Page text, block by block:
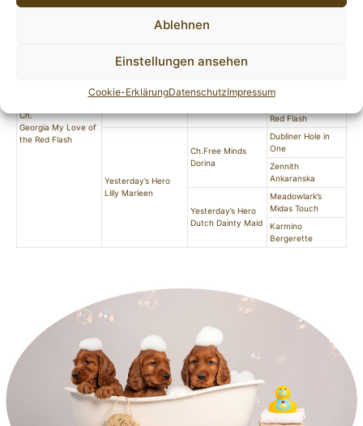
Ablehnen
Einstellungen ansehen
Cookie-ErklärungDatenschutzImpressum
Ch.
Georgia My Love of
the Red Flash
Yates Remember
Yesterday’s Hero
Imagination of Red
Green Land
Red Flash
Yesterday’s Hero
Lilly Marleen
Ch.Free Minds
Dorina
Dubliner Hole in
One
Zennith
Ankaranska
Yesterday’s Hero
Dutch Dainty Maid
Meadowlark’s
Midas Touch
Karmino
Bergerette